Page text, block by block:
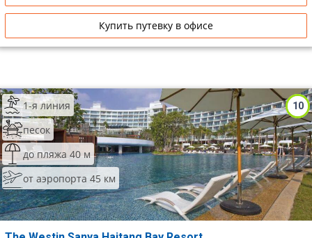
Купить путевку в офисе
10
1-я линия
песок
до пляжа 40 м
от аэропорта 45 км